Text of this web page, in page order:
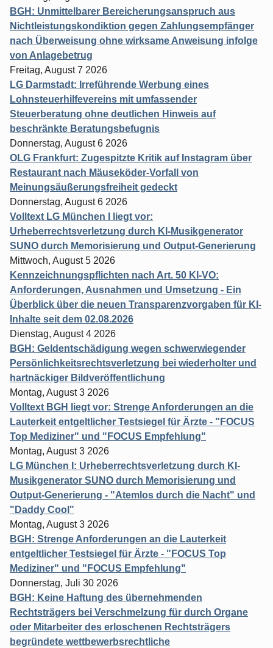
BGH: Unmittelbarer Bereicherungsanspruch aus
Nichtleistungskondiktion gegen Zahlungsempfänger
nach Überweisung ohne wirksame Anweisung infolge
von Anlagebetrug
Freitag, August 7 2026
LG Darmstadt: Irreführende Werbung eines
Lohnsteuerhilfevereins mit umfassender
Steuerberatung ohne deutlichen Hinweis auf
beschränkte Beratungsbefugnis
Donnerstag, August 6 2026
OLG Frankfurt: Zugespitzte Kritik auf Instagram über
Restaurant nach Mäuseköder-Vorfall von
Meinungsäußerungsfreiheit gedeckt
Donnerstag, August 6 2026
Volltext LG München I liegt vor:
Urheberrechtsverletzung durch KI-Musikgenerator
SUNO durch Memorisierung und Output-Generierung
Mittwoch, August 5 2026
Kennzeichnungspflichten nach Art. 50 KI-VO:
Anforderungen, Ausnahmen und Umsetzung - Ein
Überblick über die neuen Transparenzvorgaben für KI-
Inhalte seit dem 02.08.2026
Dienstag, August 4 2026
BGH: Geldentschädigung wegen schwerwiegender
Persönlichkeitsrechtsverletzung bei wiederholter und
hartnäckiger Bildveröffentlichung
Montag, August 3 2026
Volltext BGH liegt vor: Strenge Anforderungen an die
Lauterkeit entgeltlicher Testsiegel für Ärzte - "FOCUS
Top Mediziner" und "FOCUS Empfehlung"
Montag, August 3 2026
LG München I: Urheberrechtsverletzung durch KI-
Musikgenerator SUNO durch Memorisierung und
Output-Generierung - "Atemlos durch die Nacht" und
"Daddy Cool"
Montag, August 3 2026
BGH: Strenge Anforderungen an die Lauterkeit
entgeltlicher Testsiegel für Ärzte - "FOCUS Top
Mediziner" und "FOCUS Empfehlung"
Donnerstag, Juli 30 2026
BGH: Keine Haftung des übernehmenden
Rechtsträgers bei Verschmelzung für durch Organe
oder Mitarbeiter des erloschenen Rechtsträgers
begründete wettbewerbsrechtliche